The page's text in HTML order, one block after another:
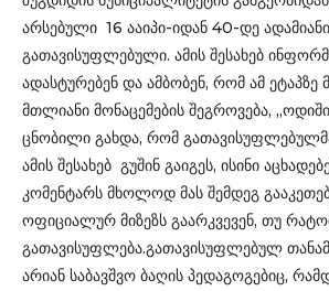
არსებული 16 ააიპი-იდან 40-დე
გათავისუფლებული. ამის შესახებ
ადასტურებენ და ამბობენ, რომ ამ ეტაპზე
მთლიანი მონაცემების შეგროვება,
ცნობილი გახდა, რომ
ამის შესახებ გუშინ გაიგეს, ისინი
კომენტარს მხოლოდ მას შემდეგ
ოფიციალურ მიზეზს გაარკვევენ, თუ
გათავისუფლება.გათავისუფლებულ
არიან საბავშვო ბაღის პედაგოგებიც,